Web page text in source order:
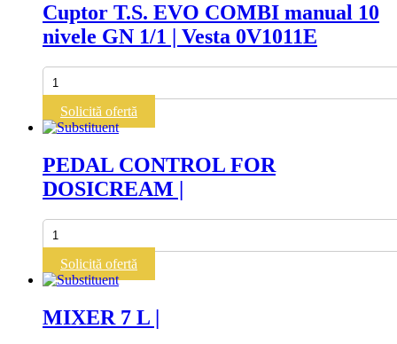
Cuptor T.S. EVO COMBI manual 10
nivele GN 1/1 | Vesta 0V1011E
Cantitate
Cuptor
T.S.
EVO
COMBI
10
nivele
GN
1/1
Vesta
0V1011E
Solicită ofertă
PEDAL CONTROL FOR
DOSICREAM |
Cantitate
PEDAL
CONTROL
FOR
DOSICREAM
Solicită ofertă
MIXER 7 L |